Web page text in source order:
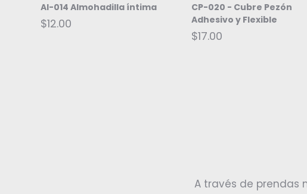
AI-014 Almohadilla íntima
$12.00
CP-020 - Cubre Pezón
Adhesivo y Flexible
$17.00
A través de prendas